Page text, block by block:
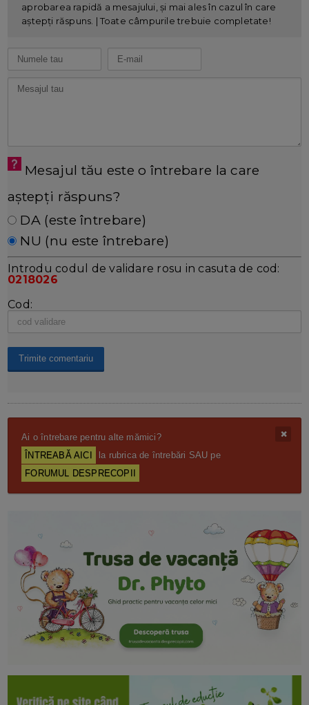
aprobarea rapidă a mesajului, și mai ales în cazul în care
aștepți răspuns. | Toate câmpurile trebuie completate!
Mesajul tău este o întrebare la care
aștepți răspuns?
DA (este întrebare)
NU (nu este întrebare)
Introdu codul de validare rosu in casuta de cod:
0218026
Cod:
Ai o întrebare pentru alte mămici?
ÎNTREABĂ AICI
la rubrica de întrebări SAU pe
FORUMUL DESPRECOPII